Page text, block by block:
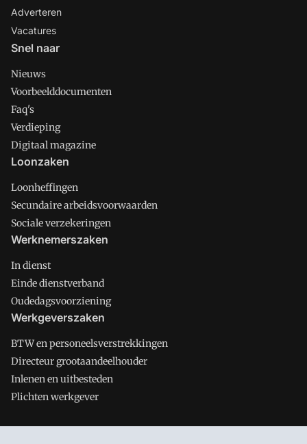
Adverteren
Vacatures
Snel naar
Nieuws
Voorbeelddocumenten
Faq's
Verdieping
Digitaal magazine
Loonzaken
Loonheffingen
Secundaire arbeidsvoorwaarden
Sociale verzekeringen
Werknemerszaken
In dienst
Einde dienstverband
Oudedagsvoorziening
Werkgeverszaken
BTW en personeelsverstrekkingen
Directeur grootaandeelhouder
Inlenen en uitbesteden
Plichten werkgever